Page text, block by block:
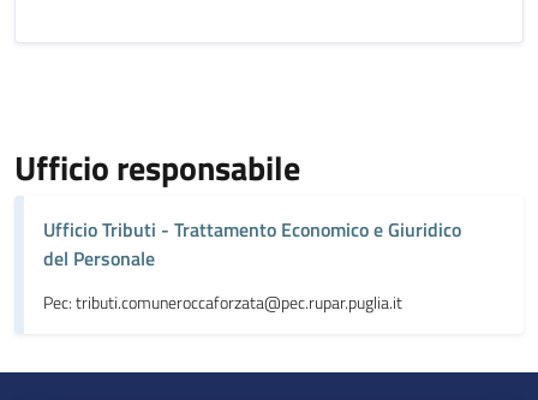
Ufficio responsabile
Ufficio Tributi - Trattamento Economico e Giuridico
del Personale
Pec: tributi.comuneroccaforzata@pec.rupar.puglia.it